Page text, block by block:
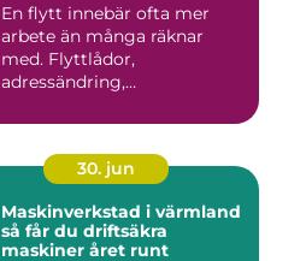
En flytt innebär ofta mer
arbete än många räknar
med. Flyttlådor,
adressändring,
30. jun
Maskinverkstad i värmland
så får du driftsäkra
maskiner året runt